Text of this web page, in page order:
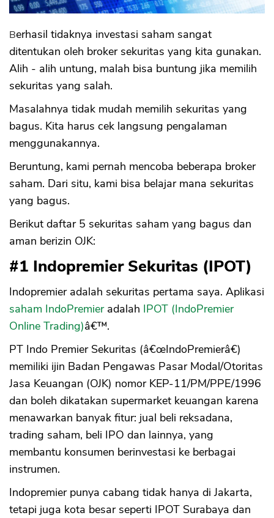
Berhasil tidaknya investasi saham sangat
ditentukan oleh broker sekuritas yang kita gunakan.
Alih - alih untung, malah bisa buntung jika memilih
sekuritas yang salah.
Masalahnya tidak mudah memilih sekuritas yang
bagus. Kita harus cek langsung pengalaman
menggunakannya.
Beruntung, kami pernah mencoba beberapa broker
saham. Dari situ, kami bisa belajar mana sekuritas
yang bagus.
Berikut daftar 5 sekuritas saham yang bagus dan
aman berizin OJK:
#1 Indopremier Sekuritas (IPOT)
Indopremier adalah sekuritas pertama saya. Aplikasi
saham IndoPremieradalah IPOT (IndoPremier
Online Trading)â€™.
PT Indo Premier Sekuritas (â€œIndoPremierâ€)
memiliki ijin Badan Pengawas Pasar Modal/Otoritas
Jasa Keuangan (OJK) nomor KEP-11/PM/PPE/1996
dan boleh dikatakan supermarket keuangan karena
menawarkan banyak fitur: jual beli reksadana,
trading saham, beli IPO dan lainnya, yang
membantu konsumen berinvestasi ke berbagai
instrumen.
Indopremier punya cabang tidak hanya di Jakarta,
tetapi juga kota besar seperti IPOT Surabaya dan